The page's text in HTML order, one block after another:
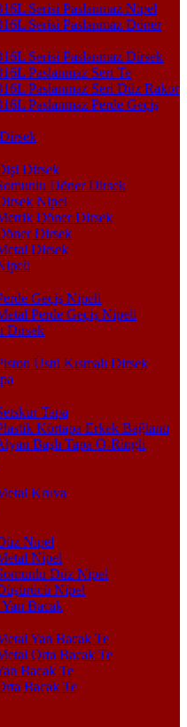
Serisi Paslanmaz Nipel
Serisi Paslanmaz Döner
Serisi Paslanmaz Dirsek
Paslanmaz Seri Te
Paslanmaz Seri Düz Rakor
Paslanmaz Perde Geçiş
Dirsek
Döner Dirsek
Nipel
Döner Dirsek
Dirsek
Dirsek
Geçiş Nipeli
Perde Geçiş Nipeli
Dirsek
Üstü Kısmalı Dirsek
Tapa
Körtapa Erkek Bağlantı
Başlı Tapa O-Ringli
Kruva
Nipel
Nipel
Düz Nipel
Nipel
Bacak
Yan Bacak Te
Orta Bacak Te
Bacak Te
Bacak Te